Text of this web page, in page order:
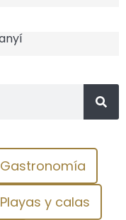
Gastronomía
Playas y calas